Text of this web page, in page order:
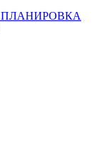
ПЛАНИРОВКА